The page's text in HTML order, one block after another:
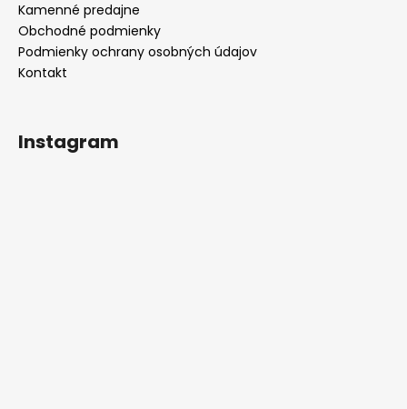
Kamenné predajne
Obchodné podmienky
Podmienky ochrany osobných údajov
Kontakt
Instagram